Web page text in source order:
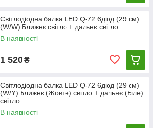
Світлодіодна балка LED Q-72 6діод (29 см)
(W/W) Ближнє світло + дальнє світло
В наявності
1 520 ₴
Світлодіодна балка LED Q-72 6діод (29 см)
(W/Y) Ближнє (Жовте) світло + дальнє (Біле)
світло
В наявності